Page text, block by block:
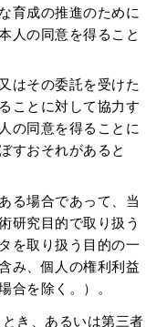
育成の推進のために
人の同意を得ること
はその委託を受けた
ことに対して協力す
の同意を得ることに
すおそれがあると
る場合であって、当
研究目的で取り扱う
を取り扱う目的の一
み、個人の権利利益
合を除く。）。
き、あるいは第三者